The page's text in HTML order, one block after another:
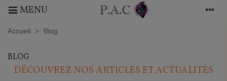
MENU
Accueil > Blog
BLOG
DÉCOUVREZ NOS ARTICLES ET ACTUALITÉS